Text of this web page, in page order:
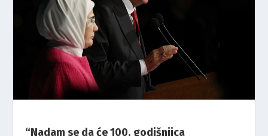
“Nadam se da će 100. godišnjica